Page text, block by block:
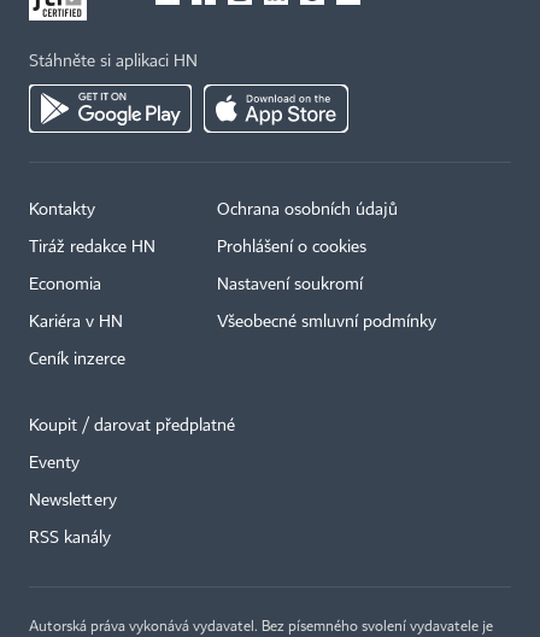
Stáhněte si aplikaci HN
Kontakty
Tiráž redakce HN
Economia
Kariéra v HN
Ceník inzerce
Ochrana osobních údajů
Prohlášení o cookies
Nastavení soukromí
Všeobecné smluvní podmínky
Koupit / darovat předplatné
Eventy
Newslettery
RSS kanály
Autorská práva vykonává vydavatel. Bez písemného svolení vydavatele je